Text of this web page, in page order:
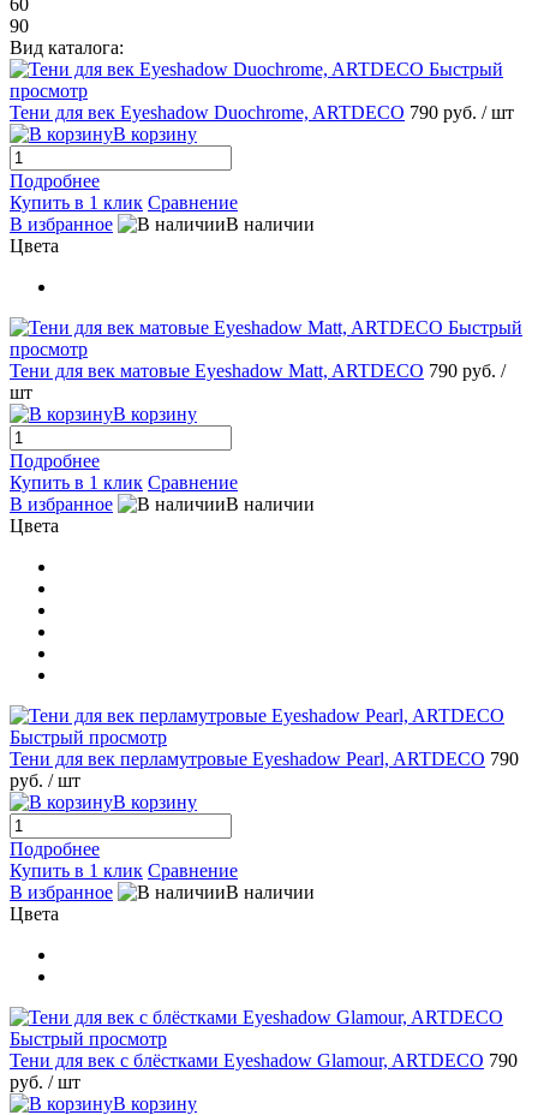
90
Вид каталога:
Быстрый
просмотр
Тени для век Eyeshadow Duochrome, ARTDECO 790 руб. / шт
В корзину
Подробнее
Купить в 1 клик Сравнение
В избранное
В наличии
Цвета
Быстрый
просмотр
Тени для век матовые Eyeshadow Matt, ARTDECO 790 руб. /
шт
В корзину
Подробнее
Купить в 1 клик Сравнение
В избранное
В наличии
Цвета
Быстрый просмотр
Тени для век перламутровые Eyeshadow Pearl, ARTDECO 790
руб. / шт
В корзину
Подробнее
Купить в 1 клик Сравнение
В избранное
В наличии
Цвета
Быстрый просмотр
Тени для век с блёстками Eyeshadow Glamour, ARTDECO 790
руб. / шт
В корзину